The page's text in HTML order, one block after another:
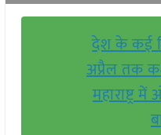
देश के कई
अप्रैल तक
महाराष्ट्र